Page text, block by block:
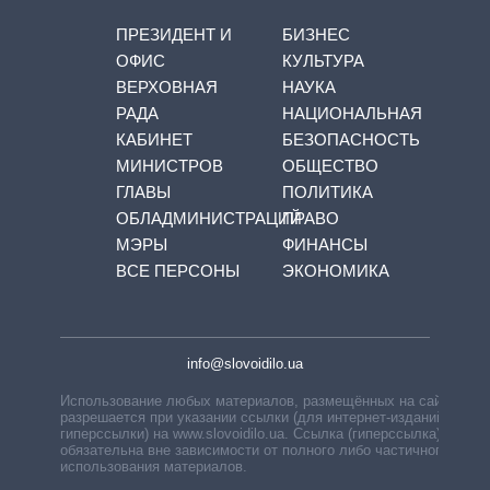
ПРЕЗИДЕНТ И
ОФИС
ВЕРХОВНАЯ
РАДА
КАБИНЕТ
МИНИСТРОВ
ГЛАВЫ
ОБЛАДМИНИСТРАЦИЙ
МЭРЫ
ВСЕ ПЕРСОНЫ
БИЗНЕС
КУЛЬТУРА
НАУКА
НАЦИОНАЛЬНАЯ
БЕЗОПАСНОСТЬ
ОБЩЕСТВО
ПОЛИТИКА
ПРАВО
ФИНАНСЫ
ЭКОНОМИКА
info@slovoidilo.ua
Использование любых материалов, размещённых на сайте,
разрешается при указании ссылки (для интернет-изданий —
гиперссылки) на www.slovoidilo.ua. Ссылка (гиперссылка)
обязательна вне зависимости от полного либо частичного
использования материалов.